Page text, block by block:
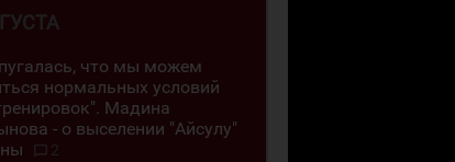
что мы можем
нормальных условий
Мадина
- о выселении "Айсулу"
2